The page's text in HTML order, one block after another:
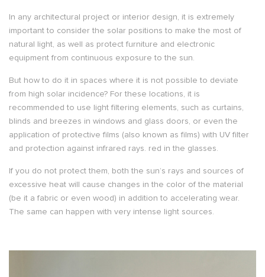
In any architectural project or interior design, it is extremely
important to consider the solar positions to make the most of
natural light, as well as protect furniture and electronic
equipment from continuous exposure to the sun.
But how to do it in spaces where it is not possible to deviate
from high solar incidence? For these locations, it is
recommended to use light filtering elements, such as curtains,
blinds and breezes in windows and glass doors, or even the
application of protective films (also known as films) with UV filter
and protection against infrared rays. red in the glasses.
If you do not protect them, both the sun’s rays and sources of
excessive heat will cause changes in the color of the material
(be it a fabric or even wood) in addition to accelerating wear.
The same can happen with very intense light sources.